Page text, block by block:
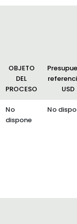
OBJETO
DEL
PROCESO
USD
No
dispone
No